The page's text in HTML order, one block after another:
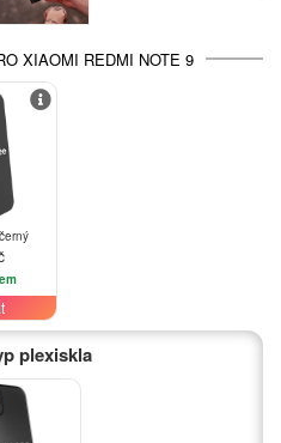
XIAOMI REDMI NOTE 9
plexiskla